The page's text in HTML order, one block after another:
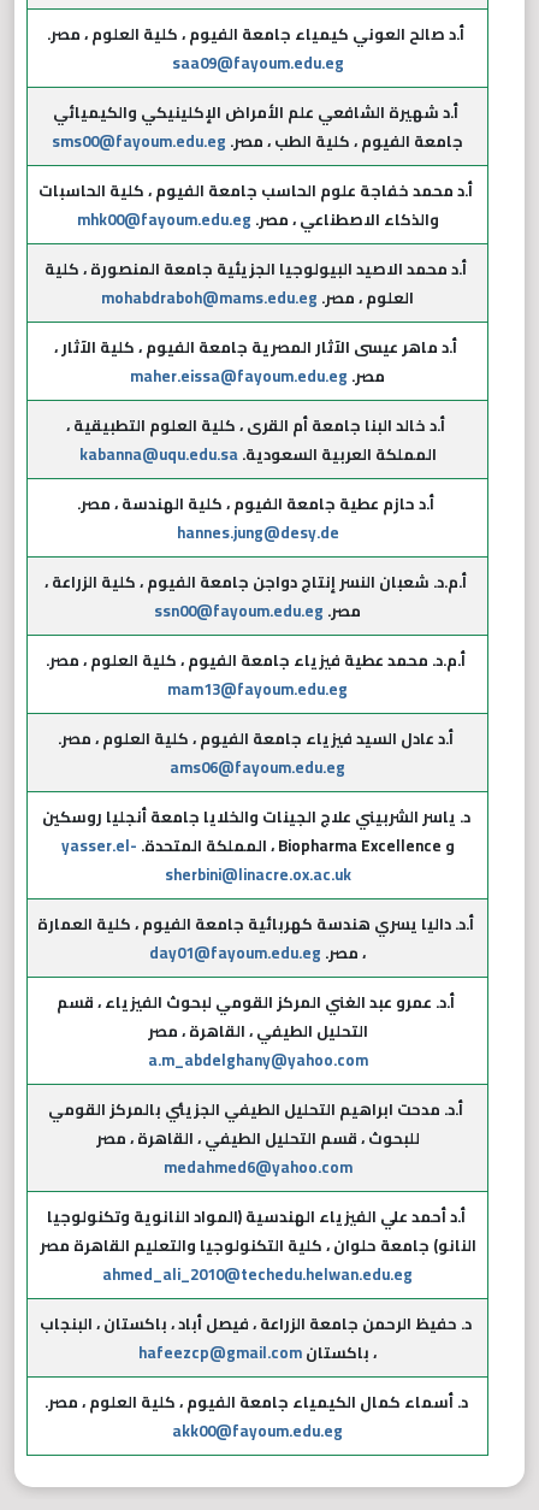
أ.د صالح العوني كيمياء جامعة الفيوم ، كلية العلوم ، مصر.
saa09@fayoum.edu.eg
أ.د شهيرة الشافعي علم الأمراض الإكلينيكي والكيميائي
جامعة الفيوم ، كلية الطب ، مصر. sms00@fayoum.edu.eg
أ.د محمد خفاجة علوم الحاسب جامعة الفيوم ، كلية الحاسبات
والذكاء الاصطناعي ، مصر. mhk00@fayoum.edu.eg
أ.د محمد الاصيد البيولوجيا الجزيئية جامعة المنصورة ، كلية
العلوم ، مصر. mohabdraboh@mams.edu.eg
أ.د ماهر عيسى الآثار المصرية جامعة الفيوم ، كلية الآثار ،
مصر. maher.eissa@fayoum.edu.eg
أ.د خالد البنا جامعة أم القرى ، كلية العلوم التطبيقية ،
المملكة العربية السعودية.kabanna@uqu.edu.sa
أ.د حازم عطية جامعة الفيوم ، كلية الهندسة ، مصر.
hannes.jung@desy.de
أ.م.د. شعبان النسر إنتاج دواجن جامعة الفيوم ، كلية الزراعة ،
مصر. ssn00@fayoum.edu.eg
أ.م.د. محمد عطية فيزياء جامعة الفيوم ، كلية العلوم ، مصر.
mam13@fayoum.edu.eg
أ.د عادل السيد فيزياء جامعة الفيوم ، كلية العلوم ، مصر.
ams06@fayoum.edu.eg
د. ياسر الشربيني علاج الجينات والخلايا جامعة أنجليا روسكين
و Biopharma Excellence ، المملكة المتحدة.
yasser.el-
sherbini@linacre.ox.ac.uk
أ.د. داليا يسري هندسة كهربائية جامعة الفيوم ، كلية العمارة
، مصر. day01@fayoum.edu.eg
أ.د. عمرو عبد الغني المركز القومي لبحوث الفيزياء ، قسم
التحليل الطيفي ، القاهرة ، مصر
a.m_abdelghany@yahoo.com
أ.د. مدحت ابراهيم التحليل الطيفي الجزيئي بالمركز القومي
للبحوث ، قسم التحليل الطيفي ، القاهرة ، مصر
medahmed6@yahoo.com
أ.د أحمد علي الفيزياء الهندسية (المواد النانوية وتكنولوجيا
النانو) جامعة حلوان ، كلية التكنولوجيا والتعليم القاهرة مصر
ahmed_ali_2010@techedu.helwan.edu.eg
د. حفيظ الرحمن جامعة الزراعة ، فيصل أباد ، باكستان ، البنجاب
، باكستانhafeezcp@gmail.com
د. أسماء كمال الكيمياء جامعة الفيوم ، كلية العلوم ، مصر.
akk00@fayoum.edu.eg